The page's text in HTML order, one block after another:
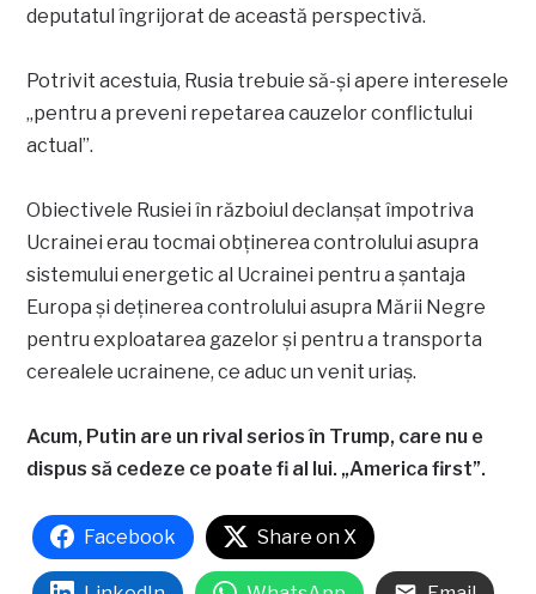
deputatul îngrijorat de această perspectivă.
Potrivit acestuia, Rusia trebuie să-și apere interesele
„pentru a preveni repetarea cauzelor conflictului
actual”.
Obiectivele Rusiei în războiul declanșat împotriva
Ucrainei erau tocmai obținerea controlului asupra
sistemului energetic al Ucrainei pentru a șantaja
Europa și deținerea controlului asupra Mării Negre
pentru exploatarea gazelor și pentru a transporta
cerealele ucrainene, ce aduc un venit uriaș.
Acum, Putin are un rival serios în Trump, care nu e
dispus să cedeze ce poate fi al lui. „America first”.
Facebook Share on X